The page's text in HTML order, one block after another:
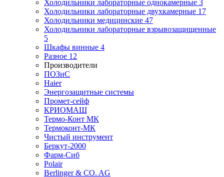
Холодильники лабораторные однокамерные 3
Холодильники лабораторные двухкамерные 17
Холодильники медицинские 47
Холодильники лабораторные взрывозащищенные
5
Шкафы винные 4
Разное 12
Производители
ПОЗиС
Haier
Энергозащитные системы
Промет-сейф
КРИОМАШ
Термо-Конт МК
Термоконт-МК
Чистый инструмент
Беркут-2000
Фарм-Сиб
Polair
Berlinger & CO. AG